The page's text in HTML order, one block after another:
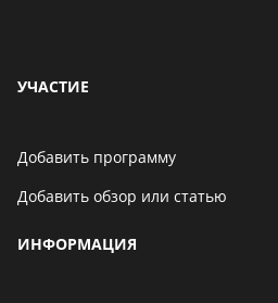
УЧАСТИЕ
Добавить программу
Добавить обзор или статью
ИНФОРМАЦИЯ